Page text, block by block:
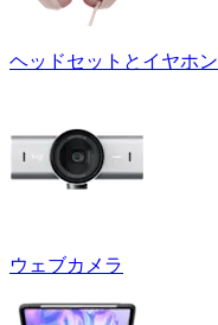
ヘッドセットとイヤホン
ウェブカメラ